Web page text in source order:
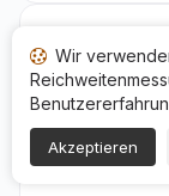
Bewerten Sie
dieses
Wir
Akzeptieren